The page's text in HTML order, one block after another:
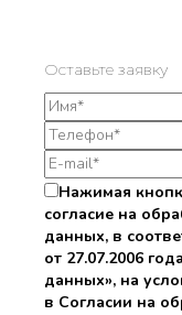
Оставьте заявку
Нажимая
согласие на
данных, в
от 27.07.2006
данных», на
в Согласии на